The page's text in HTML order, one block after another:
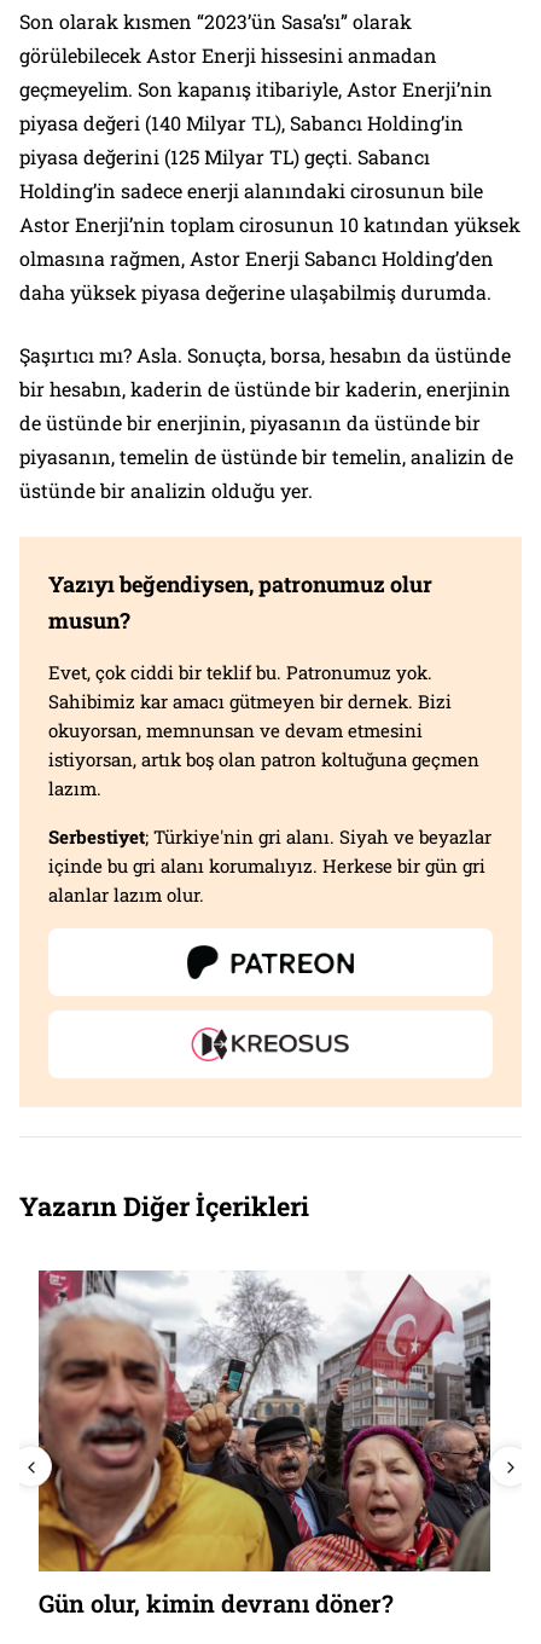
Son olarak kısmen “2023’ün Sasa’sı” olarak
görülebilecek Astor Enerji hissesini anmadan
geçmeyelim. Son kapanış itibariyle, Astor Enerji’nin
piyasa değeri (140 Milyar TL), Sabancı Holding’in
piyasa değerini (125 Milyar TL) geçti. Sabancı
Holding’in sadece enerji alanındaki cirosunun bile
Astor Enerji’nin toplam cirosunun 10 katından yüksek
olmasına rağmen, Astor Enerji Sabancı Holding’den
daha yüksek piyasa değerine ulaşabilmiş durumda.
Şaşırtıcı mı? Asla. Sonuçta, borsa, hesabın da üstünde
bir hesabın, kaderin de üstünde bir kaderin, enerjinin
de üstünde bir enerjinin, piyasanın da üstünde bir
piyasanın, temelin de üstünde bir temelin, analizin de
üstünde bir analizin olduğu yer.
Yazıyı beğendiysen, patronumuz olur
musun?
Evet, çok ciddi bir teklif bu. Patronumuz yok.
Sahibimiz kar amacı gütmeyen bir dernek. Bizi
okuyorsan, memnunsan ve devam etmesini
istiyorsan, artık boş olan patron koltuğuna geçmen
lazım.
Serbestiyet; Türkiye'nin gri alanı. Siyah ve beyazlar
içinde bu gri alanı korumalıyız. Herkese bir gün gri
alanlar lazım olur.
Yazarın Diğer İçerikleri
Gün olur, kimin devranı döner?